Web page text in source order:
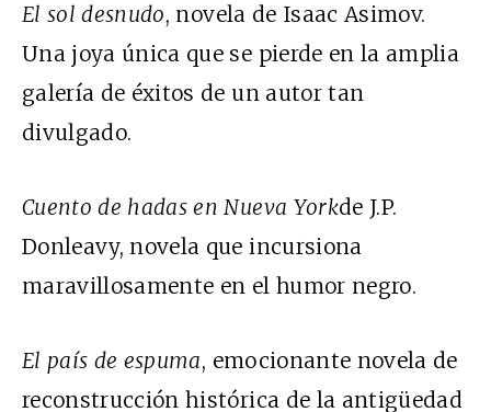
El sol desnudo, novela de Isaac Asimov.
Una joya única que se pierde en la amplia
galería de éxitos de un autor tan
divulgado.
Cuento de hadas en Nueva Yorkde J.P.
Donleavy, novela que incursiona
maravillosamente en el humor negro.
El país de espuma, emocionante novela de
reconstrucción histórica de la antigüedad